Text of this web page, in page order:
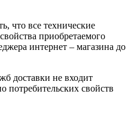
что все технические
приобретаемого
интернет – магазина до
доставки не входит
потребительских свойств